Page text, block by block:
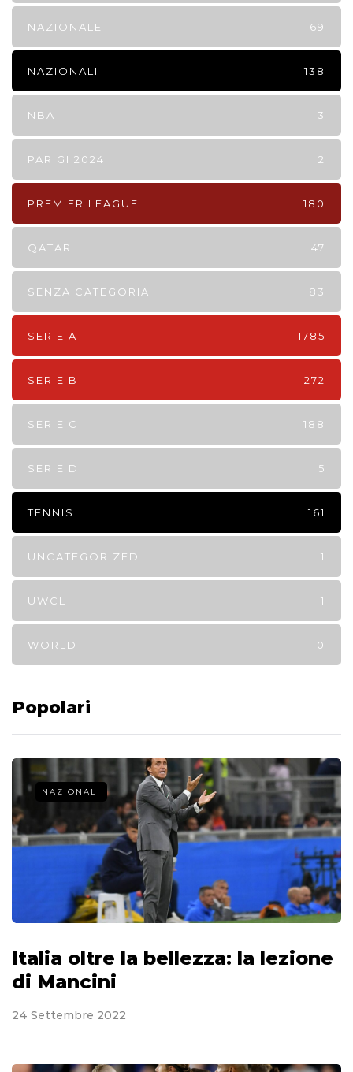
NAZIONALE 69
NAZIONALI 138
NBA 3
PARIGI 2024 2
PREMIER LEAGUE 180
QATAR 47
SENZA CATEGORIA 83
SERIE A 1785
SERIE B 272
SERIE C 188
SERIE D 5
TENNIS 161
UNCATEGORIZED 1
UWCL 1
WORLD 10
Popolari
NAZIONALI
Italia oltre la bellezza: la lezione
di Mancini
24 Settembre 2022